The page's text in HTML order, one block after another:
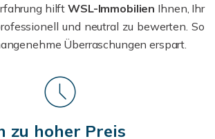
hilftWSL-Immobilien Ihnen, Ihr
und neutral zu bewerten. So
Überraschungen erspart.
zu hoher Preis